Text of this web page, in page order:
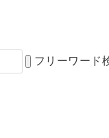
フリーワード